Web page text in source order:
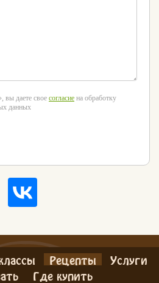
вы даете свое согласие на обработку
данных
Рецепты Услуги
Где купить